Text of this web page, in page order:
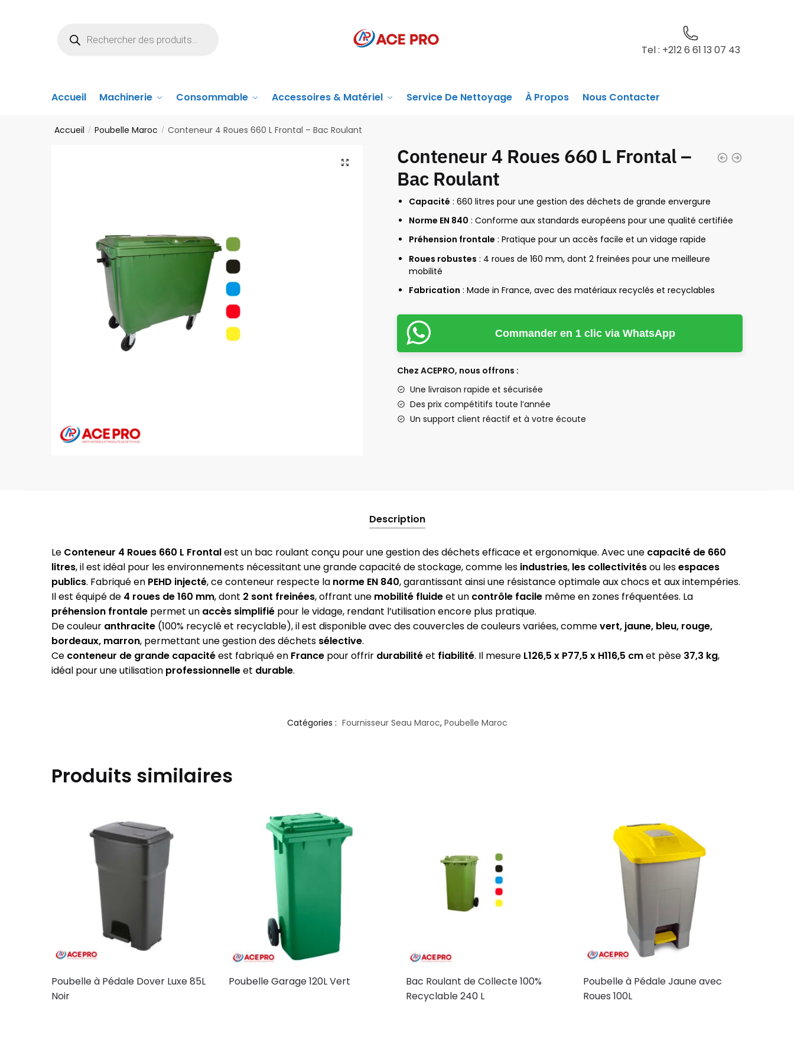
Tel : +212 6 61 13 07 43
Accueil Machinerie Consommable Accessoires & Matériel Service De Nettoyage À Propos Nous Contacter
Accueil / Poubelle Maroc / Conteneur 4 Roues 660 L Frontal – Bac Roulant
Conteneur 4 Roues 660 L Frontal –
Bac Roulant
Capacité : 660 litres pour une gestion des déchets de grande envergure
Norme EN 840 : Conforme aux standards européens pour une qualité certifiée
Préhension frontale : Pratique pour un accès facile et un vidage rapide
Roues robustes : 4 roues de 160 mm, dont 2 freinées pour une meilleure
mobilité
Fabrication : Made in France, avec des matériaux recyclés et recyclables
Commander en 1 clic via WhatsApp
Chez ACEPRO, nous offrons :
Une livraison rapide et sécurisée
Des prix compétitifs toute l’année
Un support client réactif et à votre écoute
Description
Le Conteneur 4 Roues 660 L Frontalest un bac roulant conçu pour une gestion des déchets efficace et ergonomique. Avec une capacité de 660
litres, il est idéal pour les environnements nécessitant une grande capacité de stockage, comme les industries, les collectivitésou lesespaces
publics. Fabriqué en PEHD injecté, ce conteneur respecte la norme EN 840, garantissant ainsi une résistance optimale aux chocs et aux intempéries.
Il est équipé de 4 roues de 160 mm, dont 2 sont freinées, offrant une mobilité fluideet un contrôle facile même en zones fréquentées. La
préhension frontale permet un accès simplifié pour le vidage, rendant l’utilisation encore plus pratique.
De couleur anthracite (100% recyclé et recyclable), il est disponible avec des couvercles de couleurs variées, commevert, jaune, bleu, rouge,
bordeaux, marron, permettant une gestion des déchets sélective.
Ce conteneur de grande capacitéest fabriqué en France pour offrir durabilitéet fiabilité. Il mesure L126,5 x P77,5 x H116,5 cmet pèse 37,3 kg,
idéal pour une utilisation professionnelleet durable.
Catégories : Fournisseur Seau Maroc, Poubelle Maroc
Produits similaires
Poubelle à Pédale Dover Luxe 85L
Noir
Poubelle Garage 120L Vert
Bac Roulant de Collecte 100%
Recyclable 240 L
Poubelle à Pédale Jaune avec
Roues 100L